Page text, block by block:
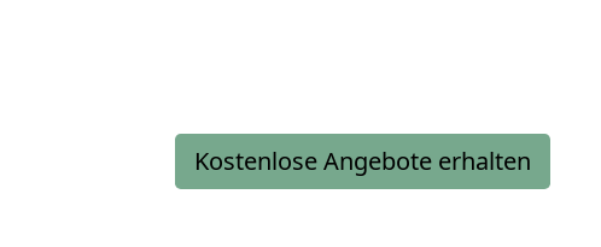
Kostenlose Angebote erhalten